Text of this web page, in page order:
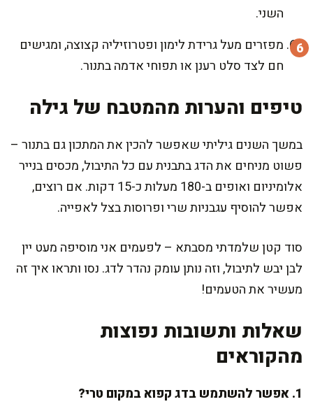
השני.
מפזרים מעל גרידת לימון ופטרוזיליה קצוצה, ומגישים
חם לצד סלט רענן או תפוחי אדמה בתנור.
טיפים והערות מהמטבח של גילה
במשך השנים גיליתי שאפשר להכין את המתכון גם בתנור –
פשוט מניחים את הדג בתבנית עם כל התיבול, מכסים בנייר
אלומיניום ואופים ב-180 מעלות כ-15 דקות. אם רוצים,
אפשר להוסיף עגבניות שרי ופרוסות בצל לאפייה.
סוד קטן שלמדתי מסבתא – לפעמים אני מוסיפה מעט יין
לבן יבש לתיבול, וזה נותן עומק נהדר לדג. נסו ותראו איך זה
מעשיר את הטעמים!
שאלות ותשובות נפוצות
מהקוראים
1. אפשר להשתמש בדג קפוא במקום טרי?